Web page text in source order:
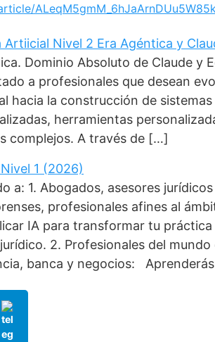
Nivel 2 Era Agéntica y
Dominio Absoluto de Claude y
a profesionales que desean
hacia la construcción de
herramientas
complejos. A través de […]
1 (2026)
a: 1. Abogados, asesores
profesionales afines al
IA para transformar tu
2. Profesionales del
banca y negocios: